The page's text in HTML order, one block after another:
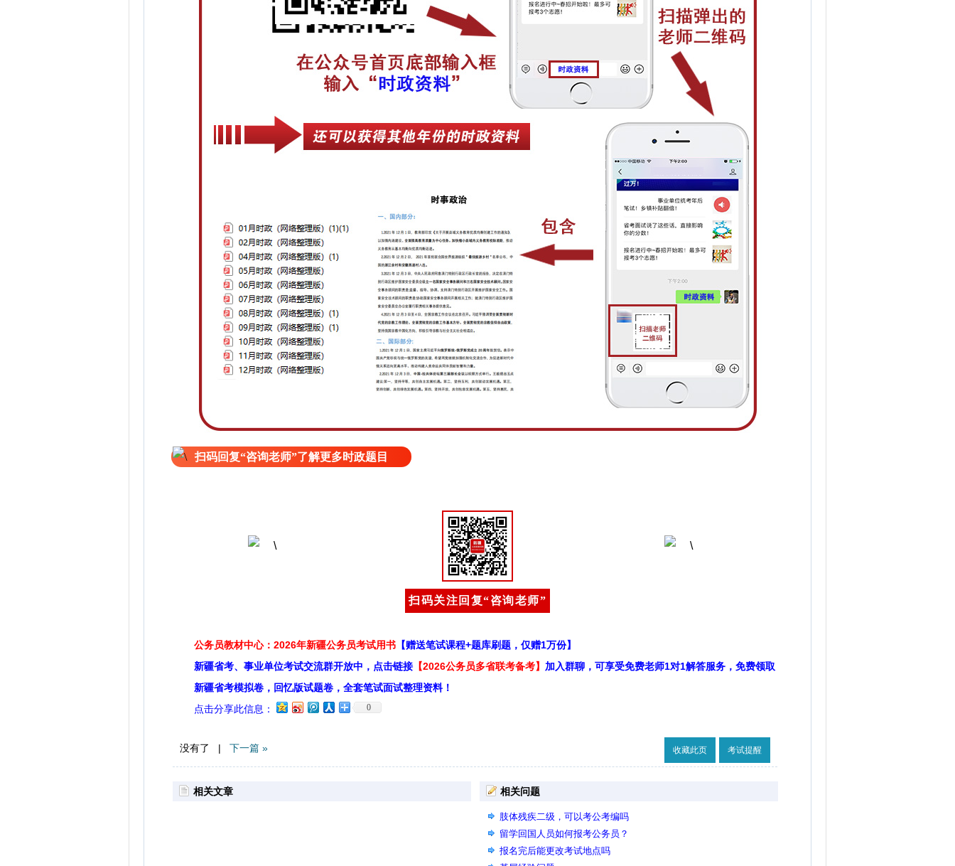
扫码回复“咨询老师”了解更多时政题目
扫码关注回复“咨询老师”
公务员教材中心：2026年新疆公务员考试用书 【赠送笔试课程+题库刷题，仅赠1万份】
新疆省考、事业单位考试交流群开放中，点击链接 【2026公务员多省联考备考】 加入群聊，可享受免费老师1对1解答服务，免费领取
新疆省考模拟卷，回忆版试题卷，全套笔试面试整理资料！
点击分享此信息：
0
没有了 | 下一篇 » 收藏此页 考试提醒
相关文章 相关问题
肢体残疾二级，可以考公考编吗
留学回国人员如何报考公务员？
报名完后能更改考试地点吗